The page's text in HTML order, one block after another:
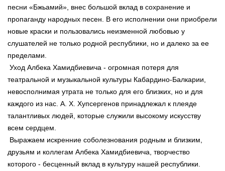
песни «Бжьамий», внес большой вклад в сохранение и
пропаганду народных песен. В его исполнении они приобрели
новые краски и пользовались неизменной любовью у
слушателей не только родной республики, но и далеко за ее
пределами.
Уход Албека Хамидбиевича - огромная потеря для
театральной и музыкальной культуры Кабардино-Балкарии,
невосполнимая утрата не только для его близких, но и для
каждого из нас. А. Х. Хупсергенов принадлежал к плеяде
талантливых людей, которые служили высокому искусству
всем сердцем.
Выражаем искренние соболезнования родным и близким,
друзьям и коллегам Албека Хамидбиевича, творчество
которого - бесценный вклад в культуру нашей республики.